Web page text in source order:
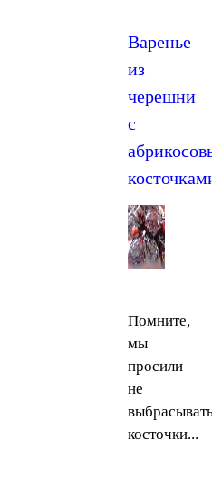
Варенье
из
черешни
с
Помните,
мы
просили
не
косточки...